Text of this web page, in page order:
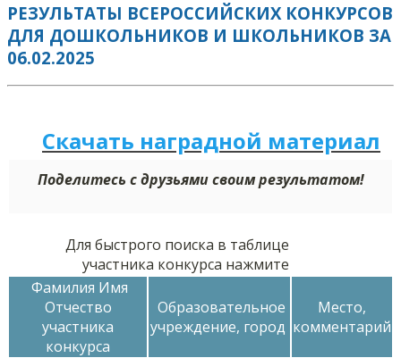
РЕЗУЛЬТАТЫ ВСЕРОССИЙСКИХ КОНКУРСОВ
ДЛЯ ДОШКОЛЬНИКОВ И ШКОЛЬНИКОВ ЗА
06.02.2025
Скачать наградной материал
Поделитесь с друзьями своим результатом!
Для быстрого поиска в таблице
участника конкурса нажмите
Фамилия Имя
Отчество
участника
конкурса
Образовательное
учреждение, город
Место,
комментарий